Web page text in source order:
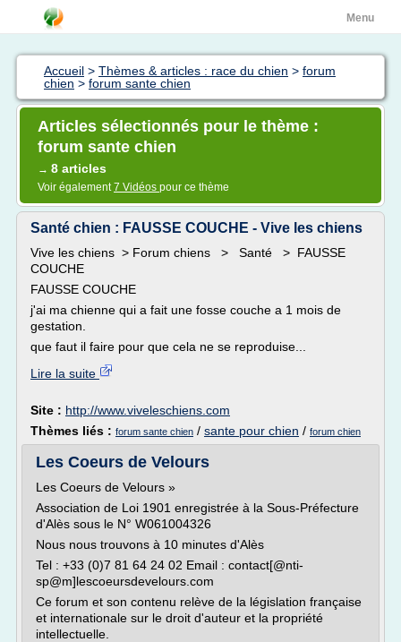
Menu
Accueil > Thèmes & articles : race du chien > forum
chien > forum sante chien
Articles sélectionnés pour le thème :
forum sante chien
→ 8 articles
Voir également7 Vidéos pour ce thème
Santé chien : FAUSSE COUCHE - Vive les chiens
Vive les chiens > Forum chiens > Santé > FAUSSE
COUCHE
FAUSSE COUCHE
j'ai ma chienne qui a fait une fosse couche a 1 mois de
gestation.
que faut il faire pour que cela ne se reproduise...
Lire la suite
Site : http://www.viveleschiens.com
Thèmes liés : forum sante chien / sante pour chien / forum chien
Les Coeurs de Velours
Les Coeurs de Velours »
Association de Loi 1901 enregistrée à la Sous-Préfecture
d'Alès sous le N° W061004326
Nous nous trouvons à 10 minutes d'Alès
Tel : +33 (0)7 81 64 24 02 Email : contact[@nti-
sp@m]lescoeursdevelours.com
Ce forum et son contenu relève de la législation française
et internationale sur le droit d'auteur et la propriété
intellectuelle.